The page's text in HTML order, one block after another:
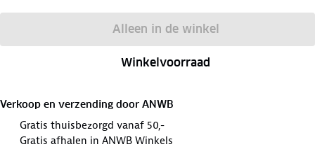
Alleen in de winkel
Winkelvoorraad
Verkoop en verzending door ANWB
Gratis thuisbezorgd vanaf 50,-
Gratis afhalen in ANWB Winkels